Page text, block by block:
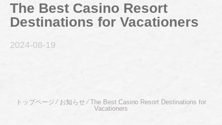
The Best Casino Resort
Destinations for Vacationers
2024-08-19
トップページ ⁄ お知らせ⁄The Best Casino Resort Destinations for
Vacationers